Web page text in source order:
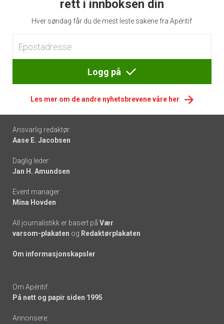
rett i innboksen din
Hver søndag får du de mest leste sakene fra Apéritif
Logg på
Les mer om de andre nyhetsbrevene våre her
Footer
-
links
Ansvarlig redaktør:
Aase E. Jacobsen
Daglig leder:
Jan H. Amundsen
Event manager:
Mina Hovden
All journalistikk er basert på Vær
varsom-plakaten og Redaktørplakaten
Om informasjonskapsler
Om Apéritif:
På nett og papir siden 1995
Annonsere: